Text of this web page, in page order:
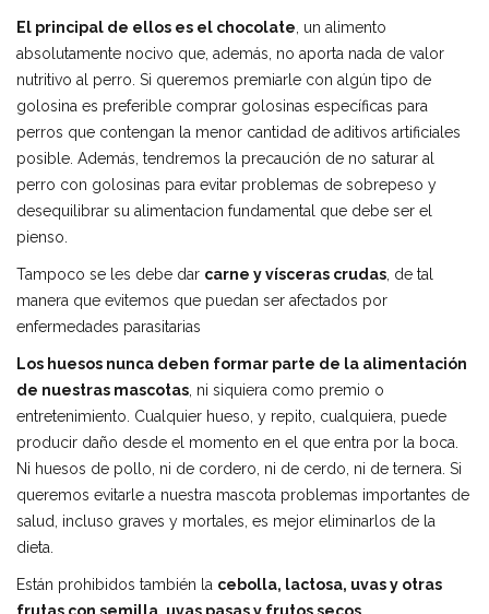
El principal de ellos es el chocolate , un alimento
absolutamente nocivo que, además, no aporta nada de valor
nutritivo al perro. Si queremos premiarle con algún tipo de
golosina es preferible comprar golosinas específicas para
perros que contengan la menor cantidad de aditivos artificiales
posible. Además, tendremos la precaución de no saturar al
perro con golosinas para evitar problemas de sobrepeso y
desequilibrar su alimentacion fundamental que debe ser el
pienso.
Tampoco se les debe dar carne y vísceras crudas , de tal
manera que evitemos que puedan ser afectados por
enfermedades parasitarias
Los huesos nunca deben formar parte de la alimentación
de nuestras mascotas , ni siquiera como premio o
entretenimiento. Cualquier hueso, y repito, cualquiera, puede
producir daño desde el momento en el que entra por la boca.
Ni huesos de pollo, ni de cordero, ni de cerdo, ni de ternera. Si
queremos evitarle a nuestra mascota problemas importantes de
salud, incluso graves y mortales, es mejor eliminarlos de la
dieta.
Están prohibidos también la cebolla, lactosa, uvas y otras
frutas con semilla, uvas pasas y frutos secos